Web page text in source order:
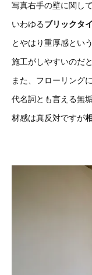
写真右手の壁に関し
いわゆるブリックタ
とやはり重厚感とい
施工がしやすいのだと
また、フローリング
代名詞とも言える無
材感は真反対ですが